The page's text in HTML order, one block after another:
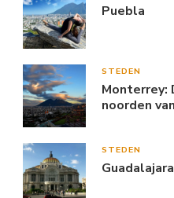
Puebla
STEDEN
Monterrey:
noorden
STEDEN
Guadalajara